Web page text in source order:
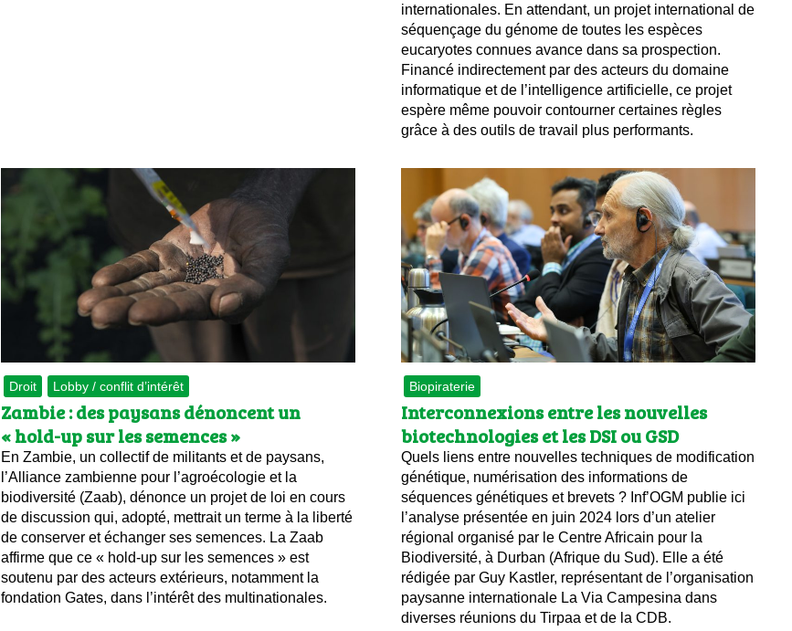
internationales. En attendant, un projet international de
séquençage du génome de toutes les espèces
eucaryotes connues avance dans sa prospection.
Financé indirectement par des acteurs du domaine
informatique et de l’intelligence artificielle, ce projet
espère même pouvoir contourner certaines règles
grâce à des outils de travail plus performants.
Droit Lobby / conflit d’intérêt
Zambie : des paysans dénoncent un
« hold-up sur les semences »
En Zambie, un collectif de militants et de paysans,
l’Alliance zambienne pour l’agroécologie et la
biodiversité (Zaab), dénonce un projet de loi en cours
de discussion qui, adopté, mettrait un terme à la liberté
de conserver et échanger ses semences. La Zaab
affirme que ce « hold-up sur les semences » est
soutenu par des acteurs extérieurs, notamment la
fondation Gates, dans l’intérêt des multinationales.
Biopiraterie
Interconnexions entre les nouvelles
biotechnologies et les DSI ou GSD
Quels liens entre nouvelles techniques de modification
génétique, numérisation des informations de
séquences génétiques et brevets ? Inf’OGM publie ici
l’analyse présentée en juin 2024 lors d’un atelier
régional organisé par le Centre Africain pour la
Biodiversité, à Durban (Afrique du Sud). Elle a été
rédigée par Guy Kastler, représentant de l’organisation
paysanne internationale La Via Campesina dans
diverses réunions du Tirpaa et de la CDB.